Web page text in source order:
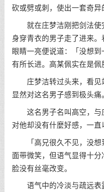
砍或劈或刺，使出一套奇异
就在庄梦洁刚把剑法使
身穿青衣的男子走了进来
眼睛一亮便说道：「没想
有所长进。高某佩实在是佩
庄梦洁转过头来，看见
显然对这名男子感到极头痛
这名男子名叫高空，与
对他却没有什麼好感，一直
「高兄很久不见，没想
面带微笑，但语气显得十
脸没有丝毫改变。
语气中的冷淡与疏远表